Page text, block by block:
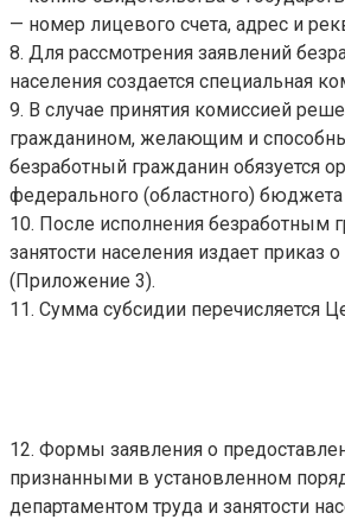
— номер лицевого счета, адрес и
8. Для рассмотрения заявлений
населения создается специальная
9. В случае принятия комиссией
гражданином, желающим и
безработный гражданин обязуется
федерального (областного)
10. После исполнения безработным
занятости населения издает
(Приложение 3).
11. Сумма субсидии перечисляется
12. Формы заявления о
признанными в установленном
департаментом труда и занятости